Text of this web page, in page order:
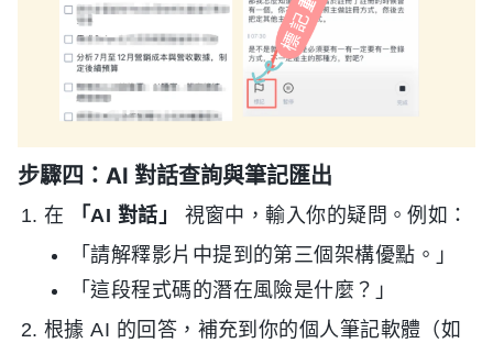
步驟四：AI 對話查詢與筆記匯出
在 「AI 對話」
視窗中，輸入你的疑問。例如：
「請解釋影片中提到的第三個架構優點。」
「這段程式碼的潛在風險是什麼？」
根據 AI 的回答，補充到你的個人筆記軟體（如